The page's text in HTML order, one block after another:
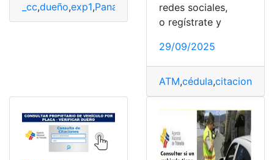
_cc,dueño,exp1,Panamá Placas,Propiedad,Vehículo
redes sociales,
o regístrate y
29/09/2025
ATM,cédula,citaciones